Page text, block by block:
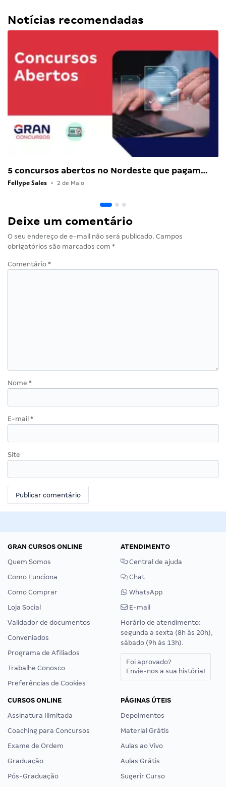
Notícias recomendadas
5 concursos abertos no Nordeste que pagam…
Fellype Sales • 2 de Maio
Deixe um comentário
O seu endereço de e-mail não será publicado. Campos
obrigatórios são marcados com *
Comentário *
Nome *
E-mail *
Site
GRAN CURSOS ONLINE
Quem Somos
Como Funciona
Como Comprar
Loja Social
Validador de documentos
Conveniados
Programa de Afiliados
Trabalhe Conosco
Preferências de Cookies
ATENDIMENTO
Central de ajuda
Chat
WhatsApp
E-mail
Horário de atendimento:
segunda a sexta (8h às 20h),
sábado (9h às 13h).
Foi aprovado?
Envie-nos a sua história!
CURSOS ONLINE
Assinatura Ilimitada
Coaching para Concursos
Exame de Ordem
Graduação
Pós-Graduação
PÁGINAS ÚTEIS
Depoimentos
Material Grátis
Aulas ao Vivo
Aulas Grátis
Sugerir Curso